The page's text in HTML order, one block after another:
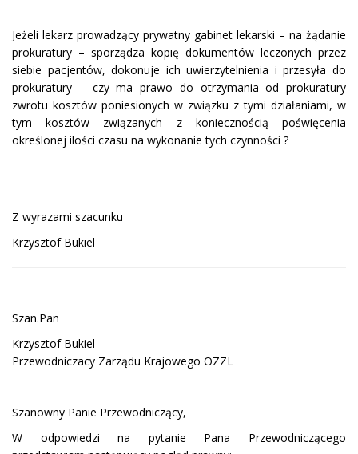
Jeżeli lekarz prowadzący prywatny gabinet lekarski – na żądanie
prokuratury – sporządza kopię dokumentów leczonych przez
siebie pacjentów, dokonuje ich uwierzytelnienia i przesyła do
prokuratury – czy ma prawo do otrzymania od prokuratury
zwrotu kosztów poniesionych w związku z tymi działaniami, w
tym kosztów związanych z koniecznością poświęcenia
określonej ilości czasu na wykonanie tych czynności ?
Z wyrazami szacunku
Krzysztof Bukiel
Szan.Pan
Krzysztof Bukiel
Przewodniczacy Zarządu Krajowego OZZL
Szanowny Panie Przewodniczący,
W odpowiedzi na pytanie Pana Przewodniczącego